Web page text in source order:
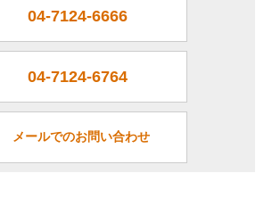
04-7124-6666
04-7124-6764
メールでのお問い合わせ